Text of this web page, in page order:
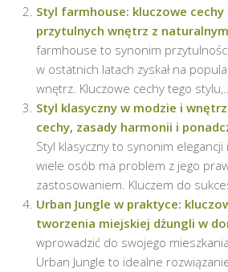
Styl farmhouse: kluczowe
przytulnych wnętrz z
farmhouse to synonim
w ostatnich latach zyskał na
wnętrz. Kluczowe cechy tego
Styl klasyczny w modzie i
cechy, zasady harmonii i
Styl klasyczny to synonim
wiele osób ma problem z jego
zastosowaniem. Kluczem do
Urban Jungle w praktyce:
tworzenia miejskiej dżungli w
wprowadzić do swojego
Urban Jungle to idealne